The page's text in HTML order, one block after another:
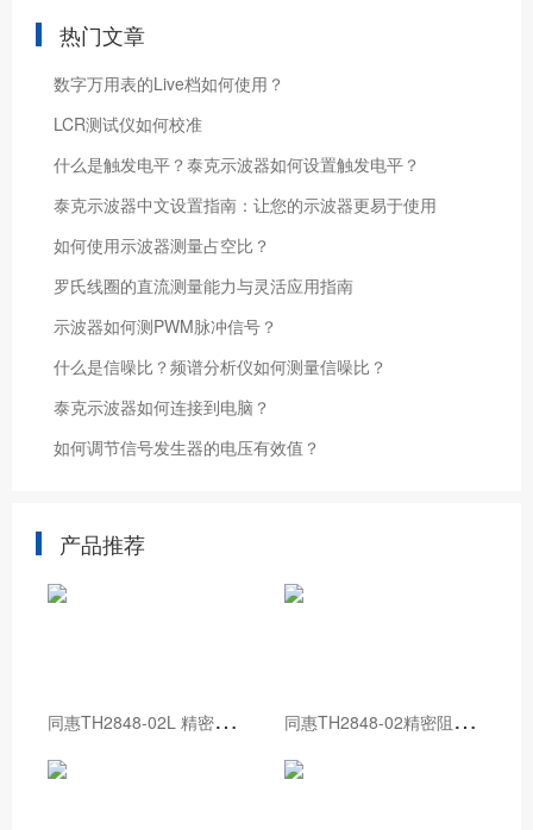
热门文章
数字万用表的Live档如何使用？
LCR测试仪如何校准
什么是触发电平？泰克示波器如何设置触发电平？
泰克示波器中文设置指南：让您的示波器更易于使用
如何使用示波器测量占空比？
罗氏线圈的直流测量能力与灵活应用指南
示波器如何测PWM脉冲信号？
什么是信噪比？频谱分析仪如何测量信噪比？
泰克示波器如何连接到电脑？
如何调节信号发生器的电压有效值？
产品推荐
同
惠TH2848-02L 精密阻抗分析仪 同
惠TH2848-02精密阻抗分析仪